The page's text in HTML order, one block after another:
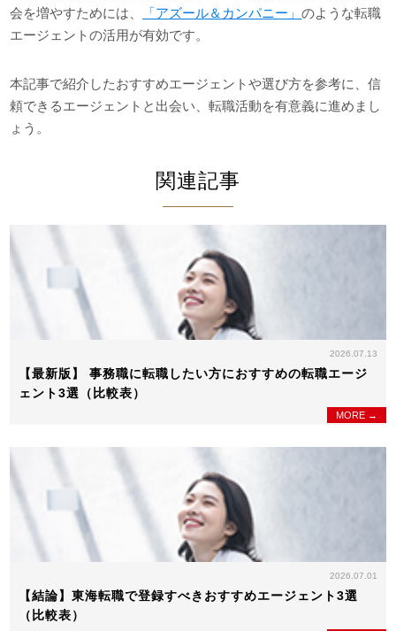
会を増やすためには、
「アズール＆カンパニー」のような転職
エージェントの活用が有効です。
本記事で紹介したおすすめエージェントや選び方を参考に、信
頼できるエージェントと出会い、転職活動を有意義に進めまし
ょう。
関連記事
2026.07.13
【最新版】 事務職に転職したい方におすすめの転職エージ
ェント3選（比較表）
MORE →
2026.07.01
【結論】東海転職で登録すべきおすすめエージェント3選
（比較表）